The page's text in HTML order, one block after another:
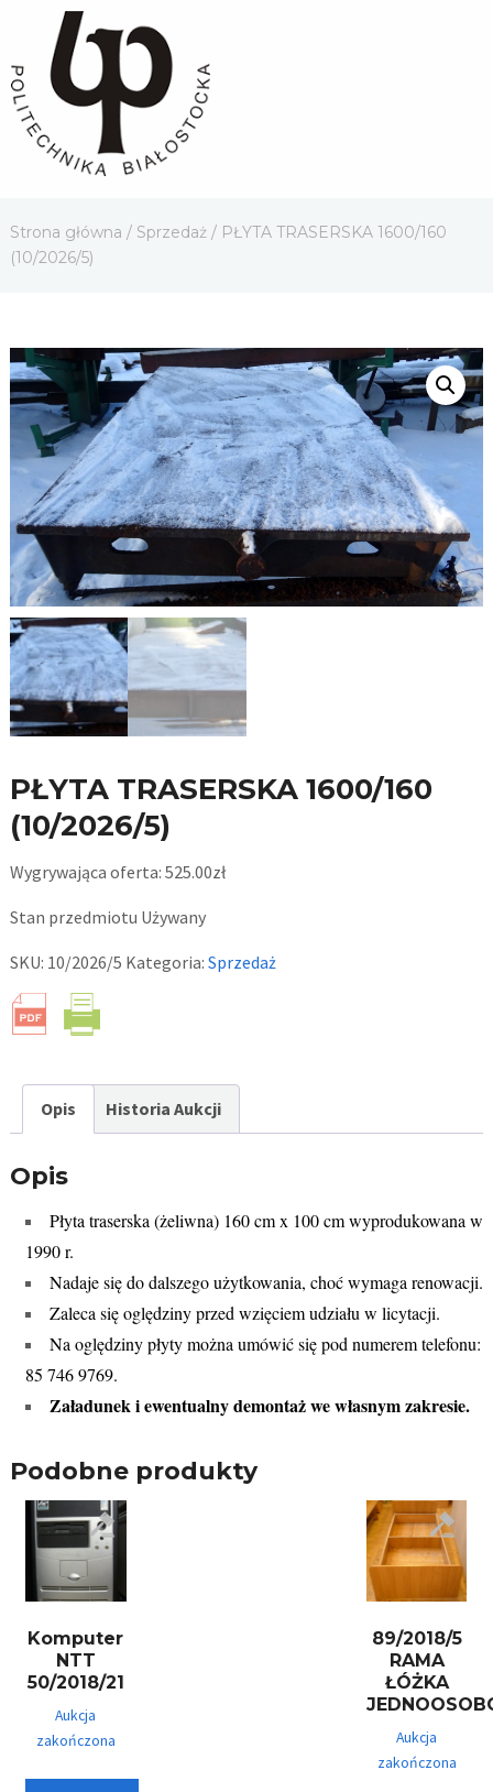
Strona główna / Sprzedaż/ PŁYTA TRASERSKA 1600/160
(10/2026/5)
PŁYTA TRASERSKA 1600/160
(10/2026/5)
Wygrywająca oferta: 525.00zł
Stan przedmiotu Używany
SKU: 10/2026/5 Kategoria: Sprzedaż
Opis Historia Aukcji
Opis
Płyta traserska (żeliwna) 160 cm x 100 cm wyprodukowana w
1990 r.
Nadaje się do dalszego użytkowania, choć wymaga renowacji.
Zaleca się oględziny przed wzięciem udziału w licytacji.
Na oględziny płyty można umówić się pod numerem telefonu:
85 746 9769.
Załadunek i ewentualny demontaż we własnym zakresie.
Podobne produkty
Komputer
NTT
50/2018/21
Aukcja
zakończona
89/2018/5
RAMA
ŁÓŻKA
Aukcja
zakończona